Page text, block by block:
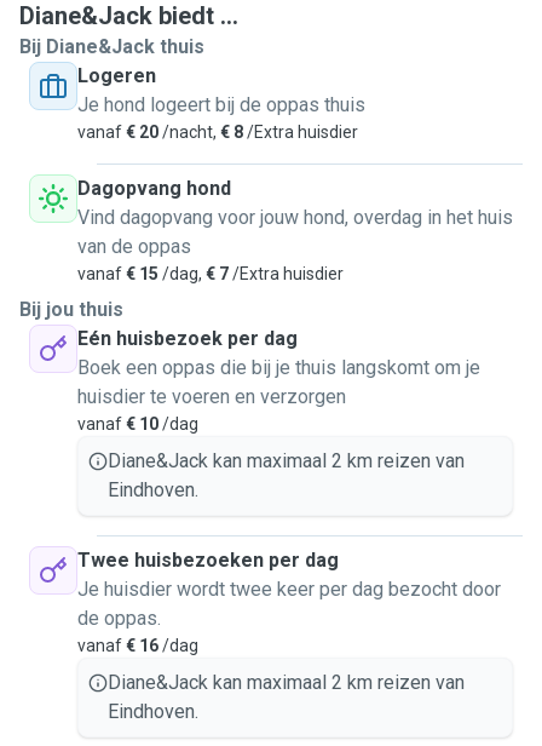
Diane&Jack biedt ...
Bij Diane&Jack thuis
Logeren
Je hond logeert bij de oppas thuis
vanaf€ 20/nacht, € 8/Extra huisdier
Dagopvang hond
Vind dagopvang voor jouw hond, overdag in het huis
van de oppas
vanaf€ 15 /dag, € 7/Extra huisdier
Bij jou thuis
Eén huisbezoek per dag
Boek een oppas die bij je thuis langskomt om je
huisdier te voeren en verzorgen
vanaf€ 10/dag
Diane&Jack kan maximaal 2 km reizen van
Eindhoven.
Twee huisbezoeken per dag
Je huisdier wordt twee keer per dag bezocht door
de oppas.
vanaf€ 16/dag
Diane&Jack kan maximaal 2 km reizen van
Eindhoven.